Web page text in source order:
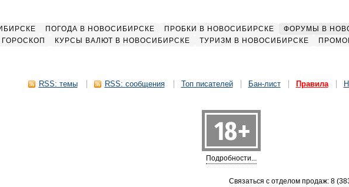
ПОГОДА В НОВОСИБИРСКЕ ПРОБКИ В НОВОСИБИРСКЕ ФОРУМЫ В
ГОРОСКОП КУРСЫ ВАЛЮТ В НОВОСИБИРСКЕ ТУРИЗМ В НОВОСИБИРСКЕ
RSS: темы RSS: сообщения Топ писателей Бан-лист Правила
Подробности...
Связаться с отделом продаж: 8